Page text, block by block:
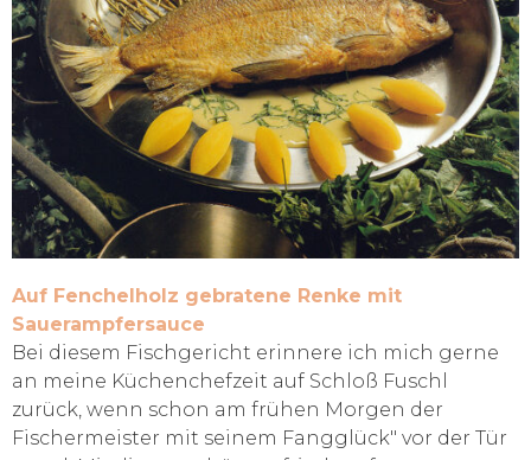
Auf Fenchelholz gebratene Renke mit
Sauerampfersauce
Bei diesem Fischgericht erinnere ich mich gerne
an meine Küchenchefzeit auf Schloß Fuschl
zurück, wenn schon am frühen Morgen der
Fischermeister mit seinem Fangglück" vor der Tür